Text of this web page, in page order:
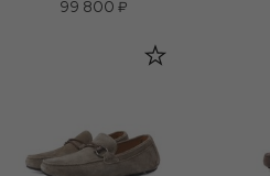
99 800 ₽